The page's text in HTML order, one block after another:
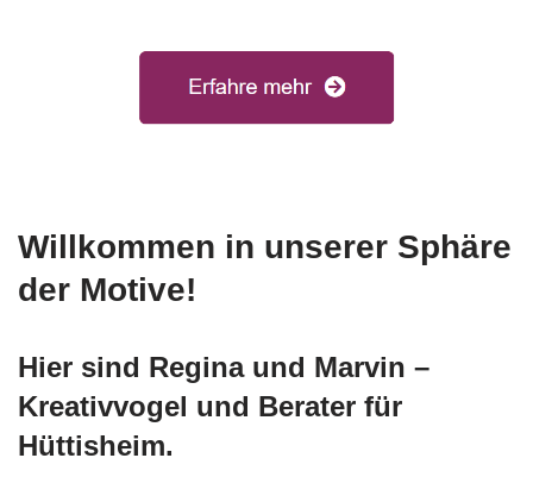
Willkommen in unserer Sphäre
der Motive!
Hier sind Regina und Marvin –
Kreativvogel und Berater für
Hüttisheim.